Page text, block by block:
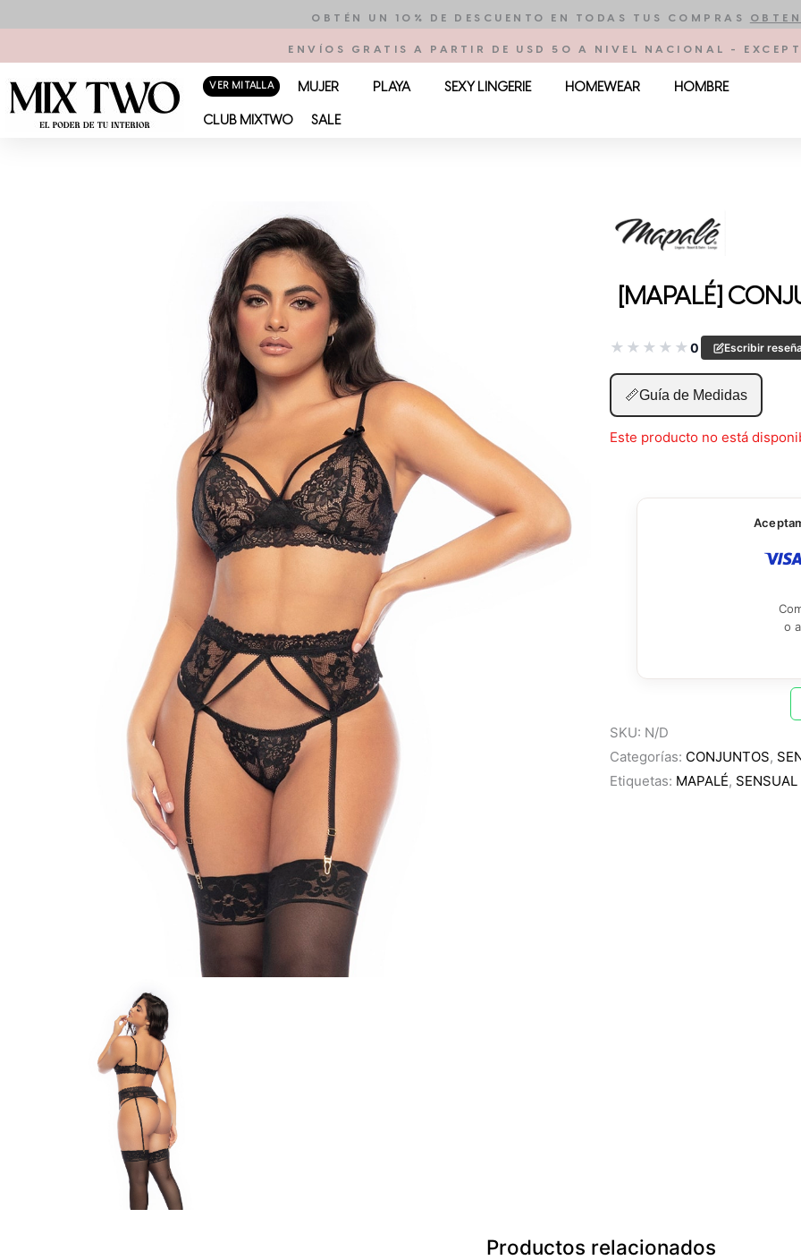
contenido
OBTÉN UN 10% DE DESCUENTO EN TODAS TUS COMPRAS
ENVÍOS GRATIS A PARTIR DE USD 50 A NIVEL NACIONAL -
VER MI TALLA MUJER PLAYA SEXY LINGERIE HOMEWEAR HOMBRE
CLUB MIXTWO SALE
[MAPALÉ]
★ ★ ★ ★ ★0 Escribir
📏Guía de Medidas
Este producto no está
o a
SKU: N/D
Categorías: CONJUNTOS,
Etiquetas: MAPALÉ, SENSUAL
Productos relacionados